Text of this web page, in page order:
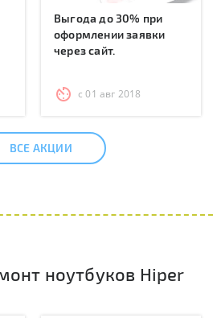
Выгода до 30% при
оформлении заявки
через сайт.
с 01 авг 2018
ВСЕ АКЦИИ
ноутбуков Hiper